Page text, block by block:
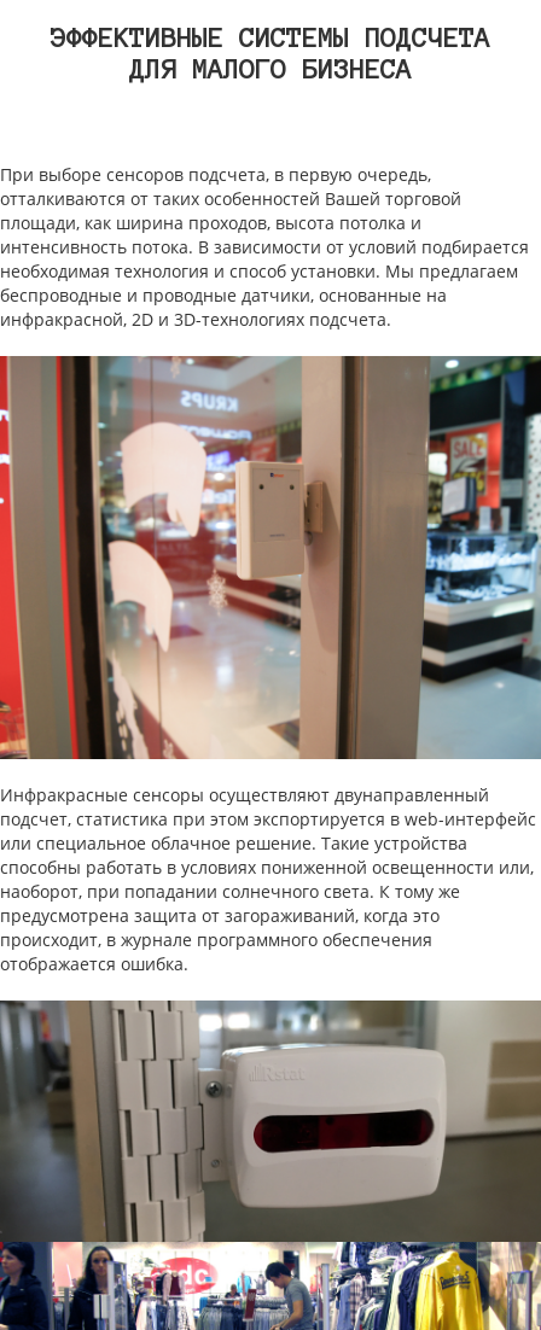
ЭФФЕКТИВНЫЕ СИСТЕМЫ ПОДСЧЕТА
ДЛЯ МАЛОГО БИЗНЕСА
При выборе сенсоров подсчета, в первую очередь,
отталкиваются от таких особенностей Вашей торговой
площади, как ширина проходов, высота потолка и
интенсивность потока. В зависимости от условий подбирается
необходимая технология и способ установки. Мы предлагаем
беспроводные и проводные датчики, основанные на
инфракрасной, 2D и 3D-технологиях подсчета.
Инфракрасные сенсоры осуществляют двунаправленный
подсчет, статистика при этом экспортируется в web-интерфейс
или специальное облачное решение. Такие устройства
способны работать в условиях пониженной освещенности или,
наоборот, при попадании солнечного света. К тому же
предусмотрена защита от загораживаний, когда это
происходит, в журнале программного обеспечения
отображается ошибка.